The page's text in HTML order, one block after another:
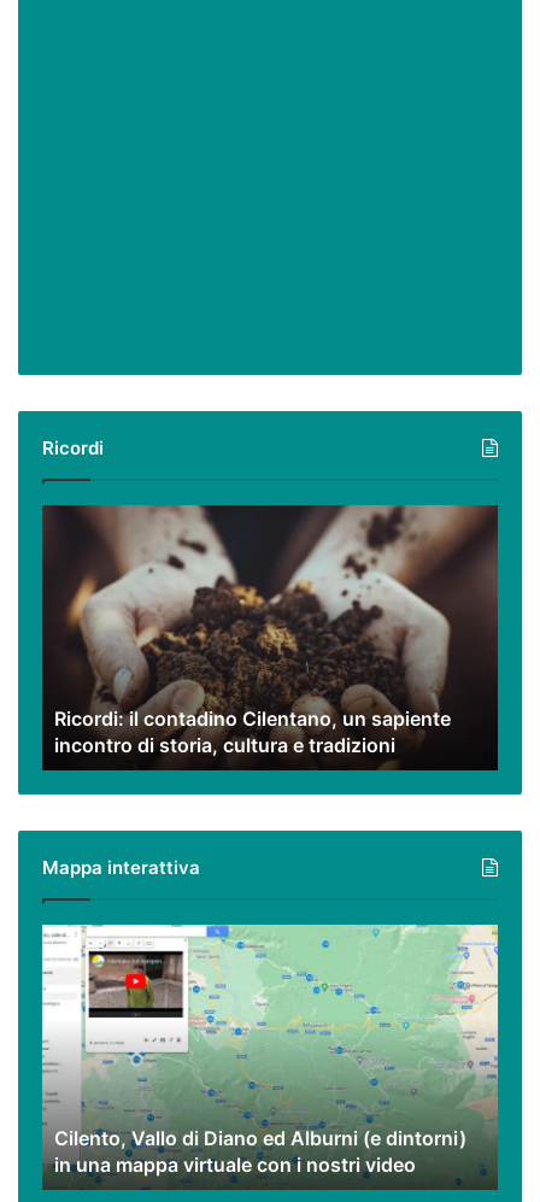
Ricordi
Cilentano,
sapiente
incontro
storia,
cultura
e
tradizioni
Ricordi: il contadino Cilentano, un sapiente
incontro di storia, cultura e tradizioni
Mappa interattiva
Cilento,
Vallo
di
Diano
ed
Alburni
(e
dintorni)
una
mappa
Cilento, Vallo di Diano ed Alburni (e dintorni)
in una mappa virtuale con i nostri video